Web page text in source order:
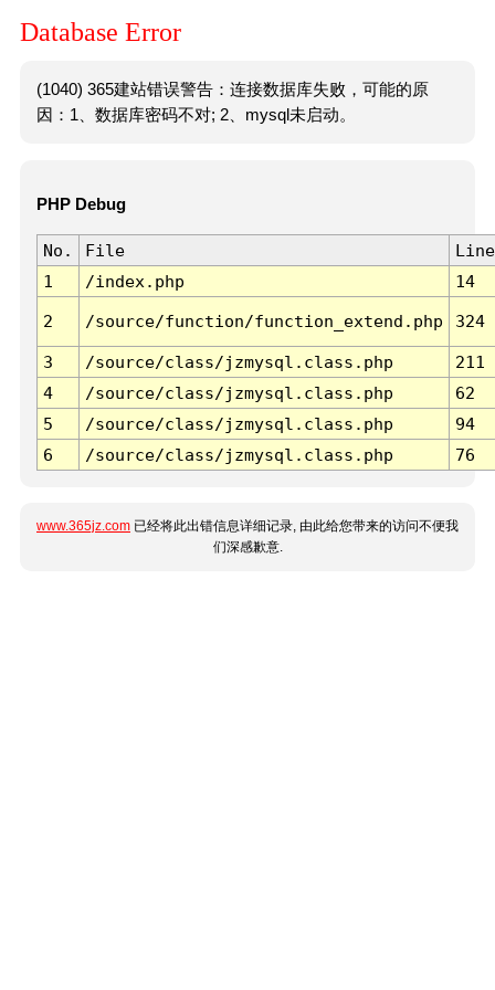
Database Error
(1040) 365建站错误警告：连接数据库失败，可能的原
因：1、数据库密码不对; 2、mysql未启动。
PHP Debug
No. File
Line
1
/index.php 14
2 /source/function/function_extend.php 324
3 /source/class/jzmysql.class.php
211
4
/source/class/jzmysql.class.php
62
5
/source/class/jzmysql.class.php
94
6
/source/class/jzmysql.class.php 76
www.365jz.com 已经将此出错信息详细记录, 由此给您带来的访问不便我
们深感歉意.